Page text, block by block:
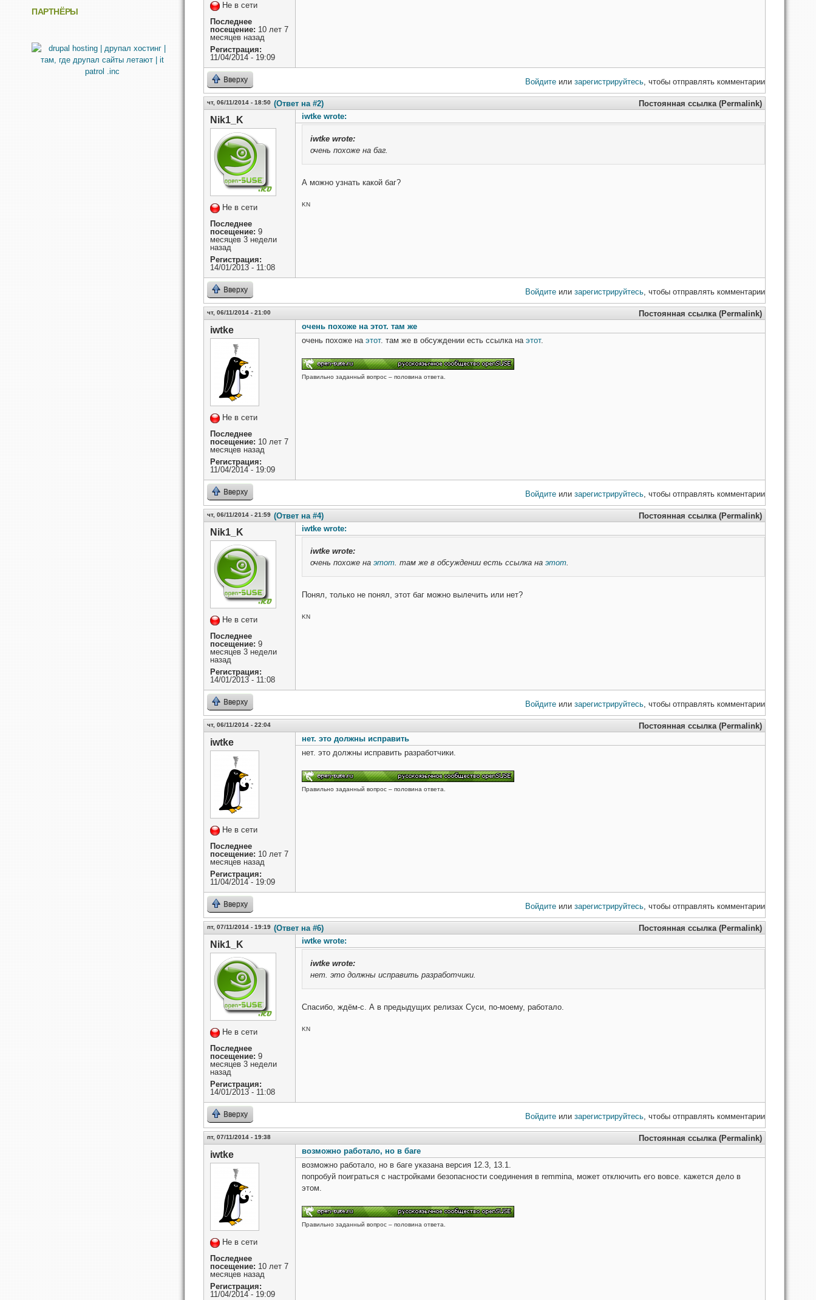
Не в сети
Последнее
посещение: 10 лет 7
месяцев назад
Регистрация:
11/04/2014 - 19:09
Вверху Войдите или зарегистрируйтесь, чтобы отправлять комментарии
чт, 06/11/2014 - 18:50 (Ответ на #2) Постоянная ссылка (Permalink)
Nik1_K
Не в сети
Последнее
посещение: 9
месяцев 3 недели
назад
Регистрация:
14/01/2013 - 11:08
iwtke wrote:
iwtke wrote:
очень похоже на баг.
А можно узнать какой баг?
KN
Вверху Войдите или зарегистрируйтесь, чтобы отправлять комментарии
чт, 06/11/2014 - 21:00 Постоянная ссылка (Permalink)
iwtke
Не в сети
Последнее
посещение: 10 лет 7
месяцев назад
Регистрация:
11/04/2014 - 19:09
очень похоже на этот. там же
очень похоже на этот. там же в обсуждении есть ссылка на этот.
Правильно заданный вопрос – половина ответа.
Вверху Войдите или зарегистрируйтесь, чтобы отправлять комментарии
чт, 06/11/2014 - 21:59 (Ответ на #4) Постоянная ссылка (Permalink)
Nik1_K
Не в сети
Последнее
посещение: 9
месяцев 3 недели
назад
Регистрация:
14/01/2013 - 11:08
iwtke wrote:
iwtke wrote:
очень похоже на этот. там же в обсуждении есть ссылка на этот.
Понял, только не понял, этот баг можно вылечить или нет?
KN
Вверху Войдите или зарегистрируйтесь, чтобы отправлять комментарии
чт, 06/11/2014 - 22:04 Постоянная ссылка (Permalink)
iwtke
Не в сети
Последнее
посещение: 10 лет 7
месяцев назад
Регистрация:
11/04/2014 - 19:09
нет. это должны исправить
нет. это должны исправить разработчики.
Правильно заданный вопрос – половина ответа.
Вверху Войдите или зарегистрируйтесь, чтобы отправлять комментарии
пт, 07/11/2014 - 19:19 (Ответ на #6) Постоянная ссылка (Permalink)
Nik1_K
Не в сети
Последнее
посещение: 9
месяцев 3 недели
назад
Регистрация:
14/01/2013 - 11:08
iwtke wrote:
iwtke wrote:
нет. это должны исправить разработчики.
Спасибо, ждём-с. А в предыдущих релизах Суси, по-моему, работало.
KN
Вверху Войдите или зарегистрируйтесь, чтобы отправлять комментарии
пт, 07/11/2014 - 19:38 Постоянная ссылка (Permalink)
iwtke
Не в сети
Последнее
посещение: 10 лет 7
месяцев назад
Регистрация:
11/04/2014 - 19:09
возможно работало, но в баге
возможно работало, но в баге указана версия 12.3, 13.1.
попробуй поиграться с настройками безопасности соединения в remmina, может отключить его вовсе. кажется дело в
этом.
Правильно заданный вопрос – половина ответа.
ПАРТНЁРЫ